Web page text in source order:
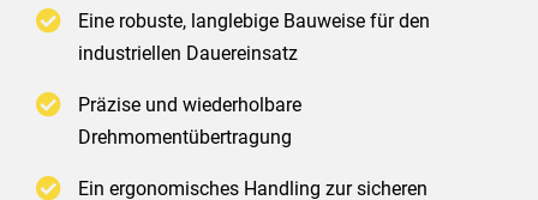
Eine robuste, langlebige Bauweise für den
industriellen Dauereinsatz
Präzise und wiederholbare
Drehmomentübertragung
Ein ergonomisches Handling zur sicheren